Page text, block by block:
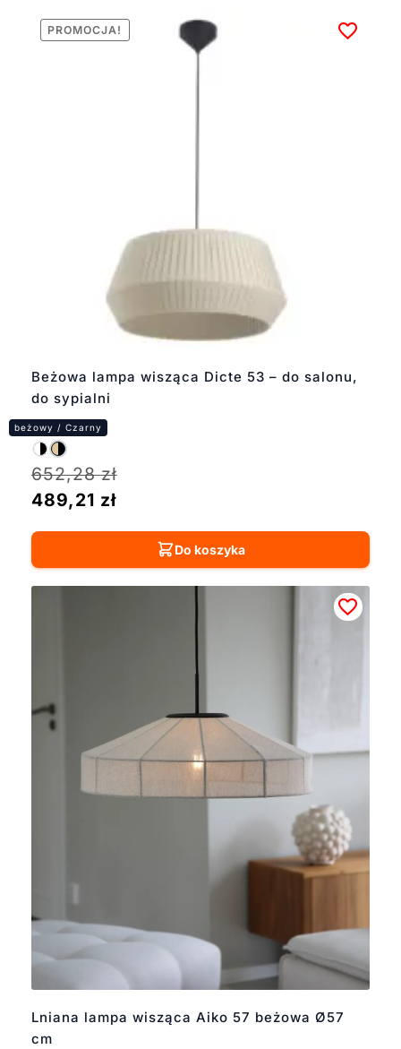
Beżowa lampa wisząca Dicte 53 – do salonu,
do sypialni
PROMOCJA!
652,28zł
489,21 zł
Do koszyka
Lniana lampa wisząca Aiko 57 beżowa Ø57
cm